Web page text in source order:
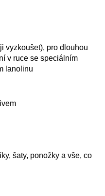
vyzkoušet), pro dlouhou
v ruce se speciálním
lanolinu
šaty, ponožky a vše, co